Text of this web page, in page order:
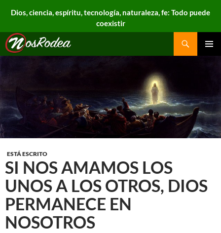
Dios, ciencia, espíritu, tecnología, naturaleza, fe: Todo puede
coexistir
Nos Rodea
Search
ESTÁ ESCRITO
SI NOS AMAMOS LOS
UNOS A LOS OTROS, DIOS
PERMANECE EN
NOSOTROS